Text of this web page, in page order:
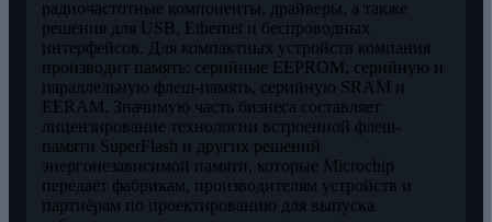
радиочастотные компоненты, драйверы, а также
решения для USB, Ethernet и беспроводных
интерфейсов. Для компактных устройств компания
производит память: серийные EEPROM, серийную и
параллельную флеш-память, серийную SRAM и
EERAM. Значимую часть бизнеса составляет
лицензирование технологии встроенной флеш-
памяти SuperFlash и других решений
энергонезависимой памяти, которые Microchip
передаёт фабрикам, производителям устройств и
партнёрам по проектированию для выпуска